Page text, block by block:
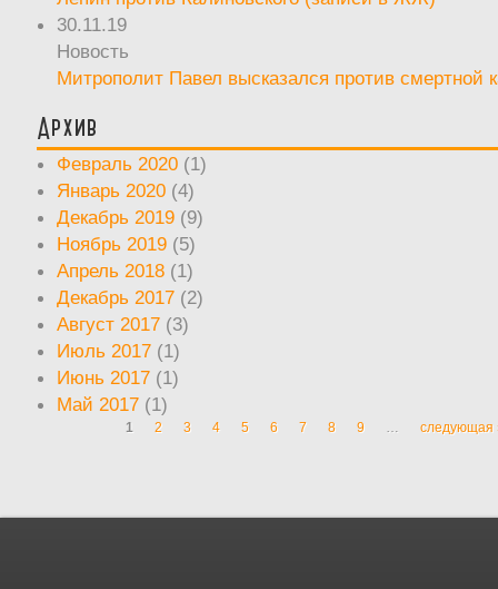
30.11.19
Новость
Митрополит Павел высказался против смертной
Архив
Февраль 2020 (1)
Январь 2020 (4)
Декабрь 2019 (9)
Ноябрь 2019 (5)
Апрель 2018 (1)
Декабрь 2017 (2)
Август 2017 (3)
Июль 2017 (1)
Июнь 2017 (1)
Май 2017 (1)
Страницы
1 2 3 4 5 6 7 8 9 … следующая